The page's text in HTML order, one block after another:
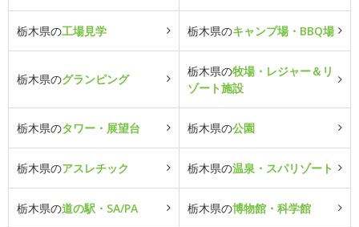
栃木県の工場見学 栃木県のキャンプ場・BBQ場
栃木県のグランピング
栃木県の牧場・レジャー＆リ
ゾート施設
栃木県のタワー・展望台 栃木県の公園
栃木県のアスレチック 栃木県の温泉・スパリゾート
栃木県の道の駅・SA/PA 栃木県の博物館・科学館